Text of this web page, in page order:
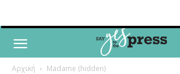
Αρχική Madame (hidden)